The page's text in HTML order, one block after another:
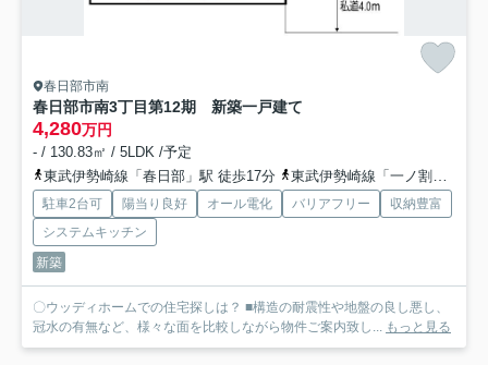
春日部市南
春日部市南3丁目第12期 新築一戸建て
4,280万円
- / 130.83㎡ / 5LDK /予定
東武伊勢崎線「春日部」駅 徒歩17分
東武伊勢崎線「一ノ割」駅 徒歩15分
駐車2台可 陽当り良好 オール電化 バリアフリー
収納豊富
システムキッチン
新築
〇ウッディホームでの住宅探しは？ ■構造の耐震性や地盤の良し悪し、
冠水の有無など、様々な面を比較しながら物件ご案内致し... もっと見る